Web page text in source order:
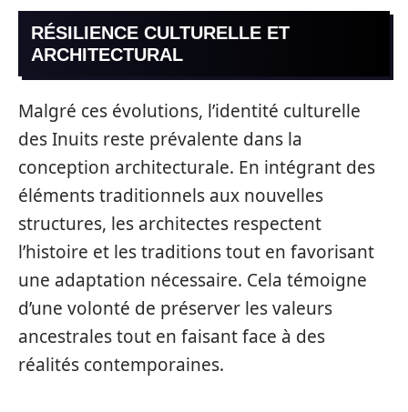
RÉSILIENCE CULTURELLE ET
ARCHITECTURAL
Malgré ces évolutions, l’identité culturelle
des Inuits reste prévalente dans la
conception architecturale. En intégrant des
éléments traditionnels aux nouvelles
structures, les architectes respectent
l’histoire et les traditions tout en favorisant
une adaptation nécessaire. Cela témoigne
d’une volonté de préserver les valeurs
ancestrales tout en faisant face à des
réalités contemporaines.